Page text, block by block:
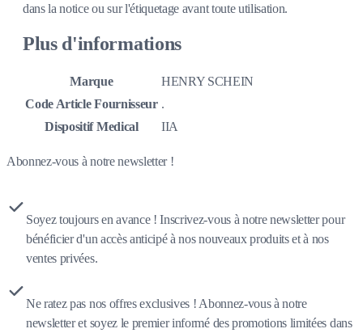
dans la notice ou sur l'étiquetage avant toute utilisation.
Plus d'informations
Marque
HENRY SCHEIN
Code Article Fournisseur .
Dispositif Medical
IIA
Abonnez-vous à notre newsletter !
Soyez toujours en avance ! Inscrivez-vous à notre newsletter pour
bénéficier d'un accès anticipé à nos nouveaux produits et à nos
ventes privées.
Ne ratez pas nos offres exclusives ! Abonnez-vous à notre
newsletter et soyez le premier informé des promotions limitées dans